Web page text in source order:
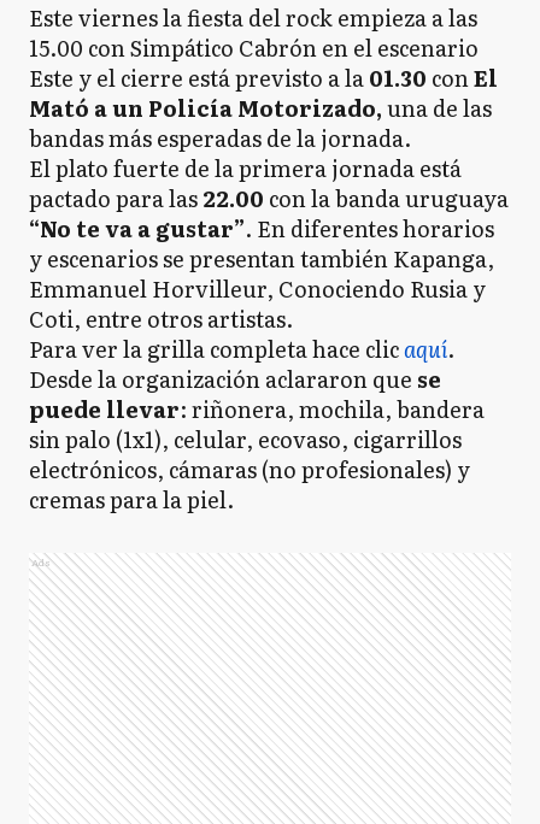
Este viernes la fiesta del rock empieza a las
15.00 con Simpático Cabrón en el escenario
Este y el cierre está previsto a la01.30 conEl
Mató a un Policía Motorizado,una de las
bandas más esperadas de la jornada.
El plato fuerte de la primera jornada está
pactado para las22.00 con la banda uruguaya
“No te va a gustar”. En diferentes horarios
y escenarios se presentan también Kapanga,
Emmanuel Horvilleur, Conociendo Rusia y
Coti, entre otros artistas.
Para ver la grilla completa hace clicaquí.
Desde la organización aclararon que se
puede llevar: riñonera, mochila, bandera
sin palo (1x1), celular, ecovaso, cigarrillos
electrónicos, cámaras (no profesionales) y
cremas para la piel.
Ads